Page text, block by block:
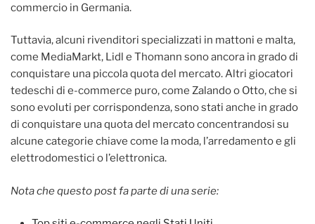
commercio in Germania.
Tuttavia, alcuni rivenditori specializzati in mattoni e malta,
come MediaMarkt, Lidl e Thomann sono ancora in grado di
conquistare una piccola quota del mercato. Altri giocatori
tedeschi di e-commerce puro, come Zalando o Otto, che si
sono evoluti per corrispondenza, sono stati anche in grado
di conquistare una quota del mercato concentrandosi su
alcune categorie chiave come la moda, l’arredamento e gli
elettrodomestici o l’elettronica.
Nota che questo post fa parte di una serie: